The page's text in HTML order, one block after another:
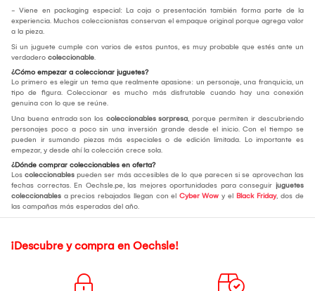
- Viene en packaging especial: La caja o presentación también forma parte de la
experiencia. Muchos coleccionistas conservan el empaque original porque agrega valor
a la pieza.
Si un juguete cumple con varios de estos puntos, es muy probable que estés ante un
verdadero coleccionable.
¿Cómo empezar a coleccionar juguetes?
Lo primero es elegir un tema que realmente apasione: un personaje, una franquicia, un
tipo de figura. Coleccionar es mucho más disfrutable cuando hay una conexión
genuina con lo que se reúne.
Una buena entrada son los coleccionables sorpresa, porque permiten ir descubriendo
personajes poco a poco sin una inversión grande desde el inicio. Con el tiempo se
pueden ir sumando piezas más especiales o de edición limitada. Lo importante es
empezar, y desde ahí la colección crece sola.
¿Dónde comprar coleccionables en oferta?
Los coleccionables pueden ser más accesibles de lo que parecen si se aprovechan las
fechas correctas. En Oechsle.pe, las mejores oportunidades para conseguir juguetes
coleccionables a precios rebajados llegan con el Cyber Wow y el Black Friday, dos de
las campañas más esperadas del año.
¡Descubre y compra en Oechsle!